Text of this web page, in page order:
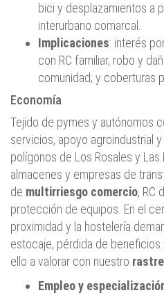
bici y desplazamientos a
interurbano comarcal.
Implicaciones: interés
con RC familiar, robo y
comunidad; y coberturas
Economía
Tejido de pymes y autónomos
servicios, apoyo agroindustrial
polígonos de Los Rosales y Las
almacenes y empresas de
de multirriesgo comercio, RC
protección de equipos. En el
proximidad y la hostelería
estocaje, pérdida de beneficios
ello a valorar con nuestro
Empleo y